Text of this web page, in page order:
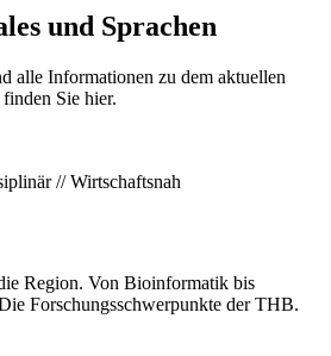
und Sprachen
alle Informationen zu dem aktuellen
Sie hier.
// Wirtschaftsnah
Region. Von Bioinformatik bis
Forschungsschwerpunkte der THB.